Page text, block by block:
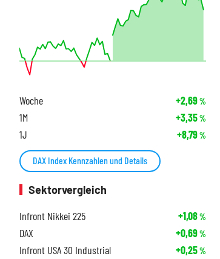
Woche +2,69%
1M +3,35%
1J +8,79%
DAX Index Kennzahlen und Details
Sektorvergleich
Infront Nikkei 225
+1,08%
DAX +0,69%
Infront USA 30 Industrial +0,25%